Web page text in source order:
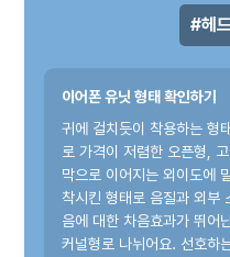
헤
이어폰 유닛 형태 확인하기
귀에 걸치듯이 착용하는 형태
로 가격이 저렴한 오픈형, 고
막으로 이어지는 외이도에 밀
착시킨 형태로 음질과 외부
음에 대한 차음효과가 뛰어
커널형로 나뉘어요. 선호하